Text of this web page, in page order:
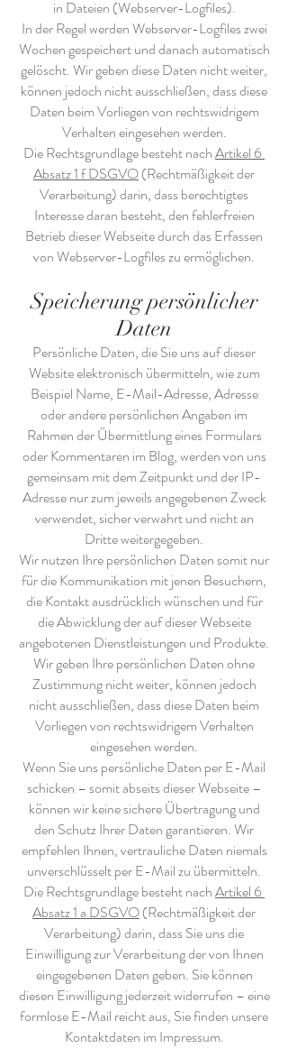
in Dateien (Webserver-Logfiles).
In der Regel werden Webserver-Logfiles zwei
Wochen gespeichert und danach automatisch
gelöscht. Wir geben diese Daten nicht weiter,
können jedoch nicht ausschließen, dass diese
Daten beim Vorliegen von rechtswidrigem
Verhalten eingesehen werden.
Die Rechtsgrundlage besteht nachArtikel 6
Absatz 1 f DSGVO(Rechtmäßigkeit der
Verarbeitung) darin, dass berechtigtes
Interesse daran besteht, den fehlerfreien
Betrieb dieser Webseite durch das Erfassen
von Webserver-Logfiles zu ermöglichen.
Speicherung persönlicher
Daten
Persönliche Daten, die Sie uns auf dieser
Website elektronisch übermitteln, wie zum
Beispiel Name, E-Mail-Adresse, Adresse
oder andere persönlichen Angaben im
Rahmen der Übermittlung eines Formulars
oder Kommentaren im Blog, werden von uns
gemeinsam mit dem Zeitpunkt und der IP-
Adresse nur zum jeweils angegebenen Zweck
verwendet, sicher verwahrt und nicht an
Dritte weitergegeben.
Wir nutzen Ihre persönlichen Daten somit nur
für die Kommunikation mit jenen Besuchern,
die Kontakt ausdrücklich wünschen und für
die Abwicklung der auf dieser Webseite
angebotenen Dienstleistungen und Produkte.
Wir geben Ihre persönlichen Daten ohne
Zustimmung nicht weiter, können jedoch
nicht ausschließen, dass diese Daten beim
Vorliegen von rechtswidrigem Verhalten
eingesehen werden.
Wenn Sie uns persönliche Daten per E-Mail
schicken – somit abseits dieser Webseite –
können wir keine sichere Übertragung und
den Schutz Ihrer Daten garantieren. Wir
empfehlen Ihnen, vertrauliche Daten niemals
unverschlüsselt per E-Mail zu übermitteln.
Die Rechtsgrundlage besteht nachArtikel 6
Absatz 1 a DSGVO(Rechtmäßigkeit der
Verarbeitung) darin, dass Sie uns die
Einwilligung zur Verarbeitung der von Ihnen
eingegebenen Daten geben. Sie können
diesen Einwilligung jederzeit widerrufen – eine
formlose E-Mail reicht aus, Sie finden unsere
Kontaktdaten im Impressum.